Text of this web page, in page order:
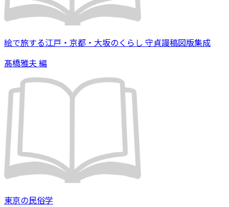
絵で旅する江戸・京都・大坂のくらし 守貞謾稿図版集成
髙橋雅夫 編
東京の民俗学